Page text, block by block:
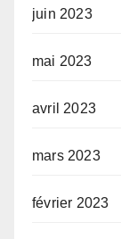
juin 2023
mai 2023
avril 2023
mars 2023
février 2023